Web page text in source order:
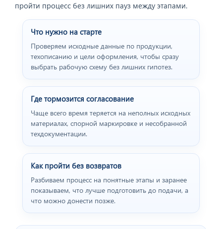
пройти процесс без лишних пауз между этапами.
Что нужно на старте
Проверяем исходные данные по продукции,
техописанию и цели оформления, чтобы сразу
выбрать рабочую схему без лишних гипотез.
Где тормозится согласование
Чаще всего время теряется на неполных исходных
материалах, спорной маркировке и несобранной
техдокументации.
Как пройти без возвратов
Разбиваем процесс на понятные этапы и заранее
показываем, что лучше подготовить до подачи, а
что можно донести позже.